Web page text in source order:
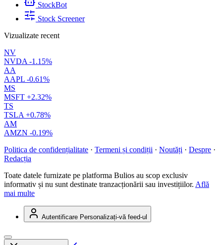
StockBot
Stock Screener
Vizualizate recent
NV
NVDA -1.15%
AA
AAPL -0.61%
MS
MSFT +2.32%
TS
TSLA +0.78%
AM
AMZN -0.19%
Politica de confidențialitate · Termeni și condiții · Noutăți · Despre ·
Redacția
Toate datele furnizate pe platforma Bulios au scop exclusiv
informativ și nu sunt destinate tranzacționării sau investițiilor. Află
mai multe
Autentificare Personalizați-vă feed-ul